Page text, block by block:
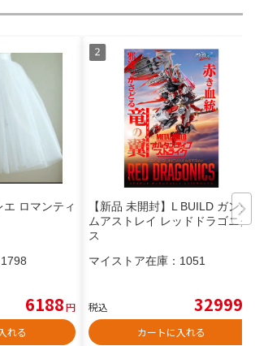
ロマンティ
1798
6188円
れる
【新品 未開封】L BUILD ガンダ
ムアストレイ レッドドラゴニク
ス
マイストア在庫： 1051
税込 32999
カートに入れる